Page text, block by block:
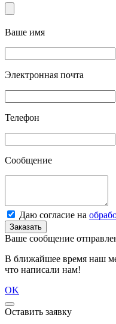
Ваше имя
Электронная почта
Телефон
Сообщение
Даю согласие на
Заказать
Ваше сообщение
В ближайшее время наш
что написали нам!
OK
Оставить заявку